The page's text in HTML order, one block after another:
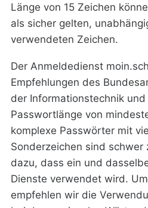
Länge von 15 Zeichen
als sicher gelten,
verwendeten Zeichen.
Der Anmeldedienst
Empfehlungen des
der Informationstechnik
Passwortlänge von
komplexe Passwörter mit
Sonderzeichen sind schwer
dazu, dass ein und
Dienste verwendet wird.
empfehlen wir die